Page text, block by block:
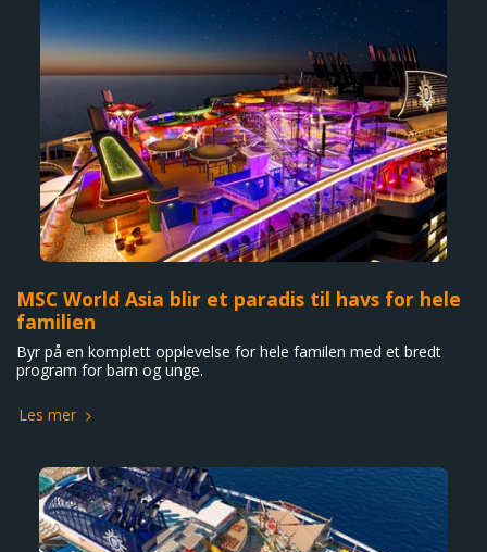
MSC World Asia blir et paradis til havs for hele
familien
Byr på en komplett opplevelse for hele familen med et bredt
program for barn og unge.
Les mer